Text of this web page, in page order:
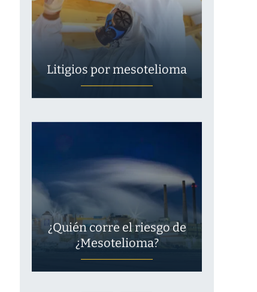
Litigios por mesotelioma
¿Quién corre el riesgo de
¿Mesotelioma?